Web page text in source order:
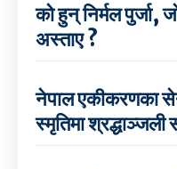
को हुन् निर्मल पुर्जा,
अस्ताए ?
नेपाल एकीकरणका
स्मृतिमा